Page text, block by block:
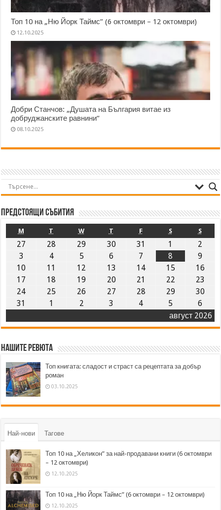
Топ 10 на „Ню Йорк Таймс” (6 октомври – 12 октомври)
12.10.2025
Добри Станчов: „Душата на България витае из
добруджанските равнини“
08.10.2025
Предстоящи събития
август 2026
M T W T F S S
27 28 29 30 31 1
2
3
4 5 6 7 8
9
10
11 12 13 14 15
16
17
18 19 20 21 22
23
24
25 26 27 28 29
30
31
1 2 3 4 5 6
Нашите ревюта
Топ книгата: сладост и страст са рецептата за добър
роман
03.10.2025
Най-нови Тагове
Топ 10 на „Хеликон” за най-продавани книги (6 октомври
– 12 октомври)
12.10.2025
Топ 10 на „Ню Йорк Таймс” (6 октомври – 12 октомври)
12.10.2025